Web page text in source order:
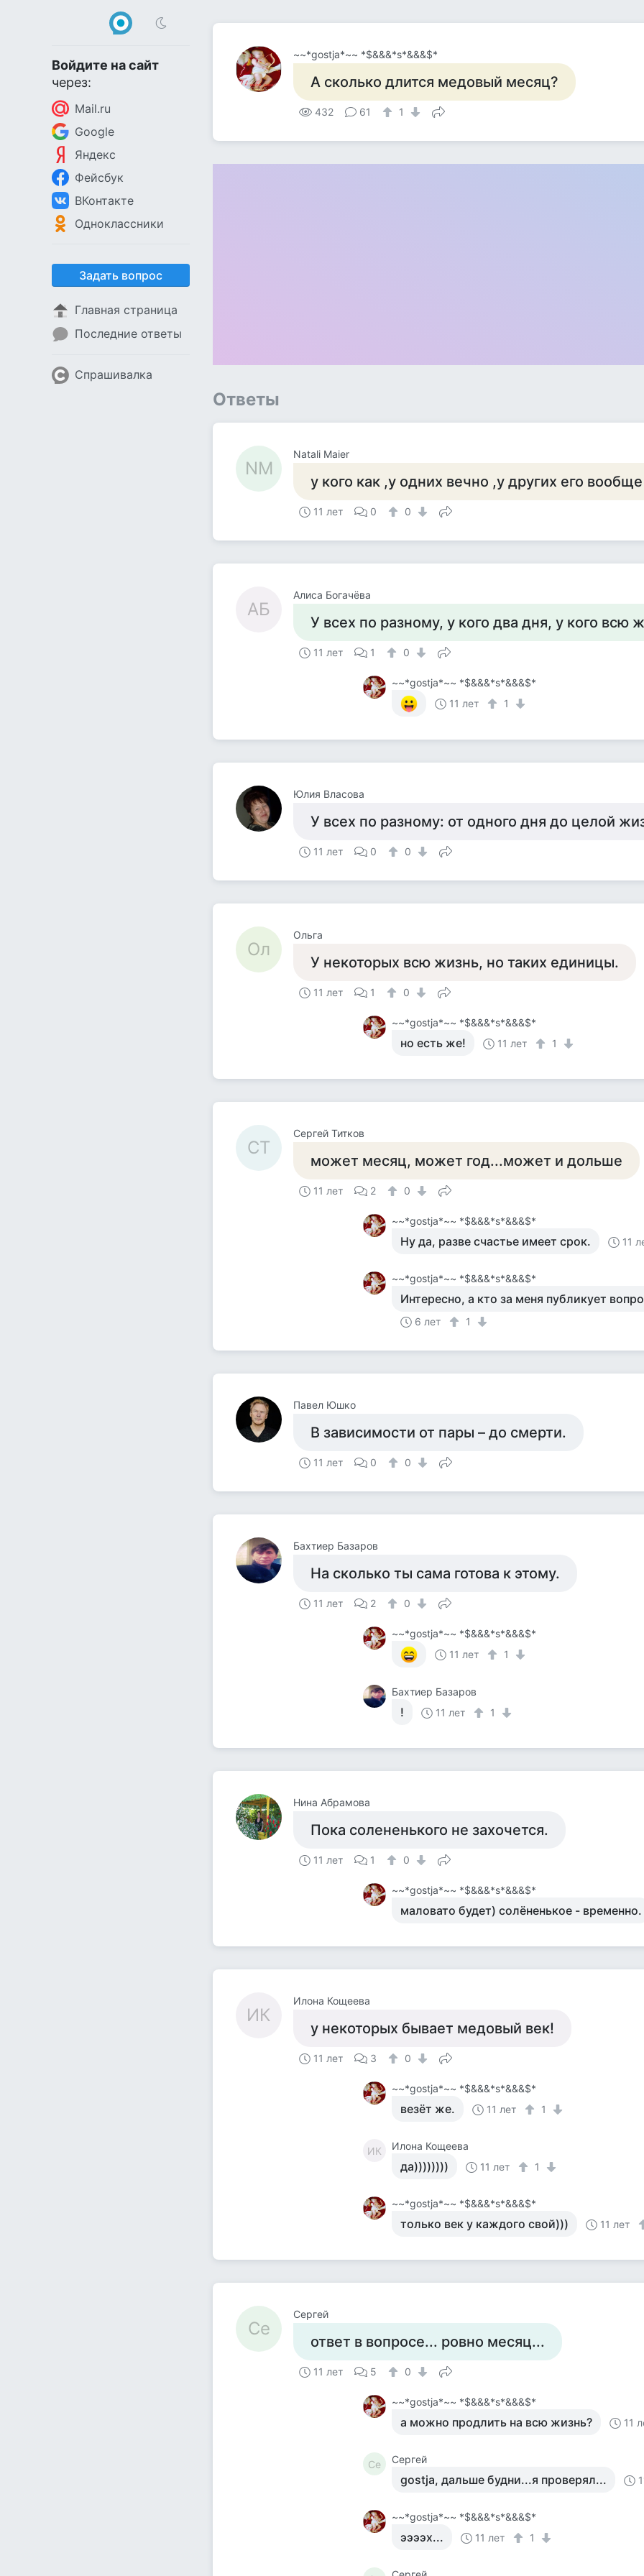
Войдите на сайт
через:
Mail.ru
Google
Яндекс
Фейсбук
ВКонтакте
Одноклассники
Задать вопрос
Главная страница
Последние ответы
Спрашивалка
~~*gostja*~~ *$&&&*s*&&&$*
А сколько длится медовый месяц?
432 61 1
Ответы
NM
Natali Maier
у кого как ,у одних вечно ,у других его
11 лет 0 0
АБ
Алиса Богачёва
У всех по разному, у кого два дня, у кого всю
11 лет 1 0
~~*gostja*~~ *$&&&*s*&&&$*
11 лет
1
Юлия Власова
У всех по разному: от одного дня до целой
11 лет 0 0
Ол
Ольга
У некоторых всю жизнь, но таких единицы.
11 лет 1 0
~~*gostja*~~ *$&&&*s*&&&$*
но есть же! 11 лет 1
СТ
Сергей Титков
может месяц, может год...может и дольше
11 лет 2 0
~~*gostja*~~ *$&&&*s*&&&$*
Ну да, разве счастье имеет срок. 11
~~*gostja*~~ *$&&&*s*&&&$*
Интересно, а кто за меня публикует
6 лет 1
Павел Юшко
В зависимости от пары – до смерти.
11 лет 0 0
Бахтиер Базаров
На сколько ты сама готова к этому.
11 лет 2 0
~~*gostja*~~ *$&&&*s*&&&$*
11 лет
1
Бахтиер Базаров
! 11 лет 1
Нина Абрамова
Пока солененького не захочется.
11 лет 1 0
~~*gostja*~~ *$&&&*s*&&&$*
маловато будет) солёненькое - временно.
ИК
Илона Кощеева
у некоторых бывает медовый век!
11 лет 3 0
~~*gostja*~~ *$&&&*s*&&&$*
везёт же. 11 лет 1
ИК Илона Кощеева
да)))))))) 11 лет 1
~~*gostja*~~ *$&&&*s*&&&$*
только век у каждого свой))) 11 лет
Се
Сергей
ответ в вопросе... ровно месяц...
11 лет 5 0
~~*gostja*~~ *$&&&*s*&&&$*
а можно продлить на всю жизнь? 11
Се Сергей
gostja, дальше будни...я проверял...
~~*gostja*~~ *$&&&*s*&&&$*
ээээх... 11 лет 1